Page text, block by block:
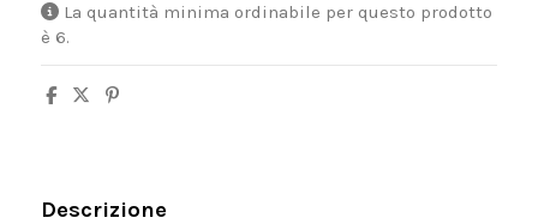
La quantità minima ordinabile per questo prodotto
è 6.
Descrizione